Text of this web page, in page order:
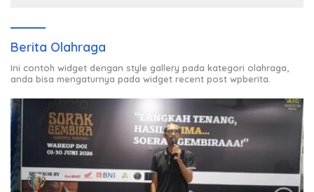
Berita Olahraga
Ini contoh widget dengan style gallery pada kategori olahraga,
anda bisa mengaturnya pada widget recent post wpberita.